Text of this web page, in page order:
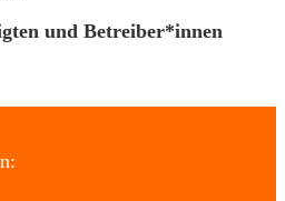
und Betreiber*innen